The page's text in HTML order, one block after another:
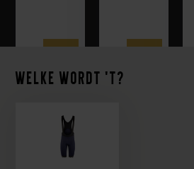
Welke wordt 't?